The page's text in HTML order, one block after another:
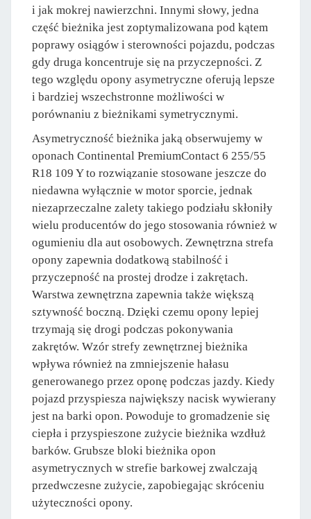
i jak mokrej nawierzchni. Innymi słowy, jedna
część bieżnika jest zoptymalizowana pod kątem
poprawy osiągów i sterowności pojazdu, podczas
gdy druga koncentruje się na przyczepności. Z
tego względu opony asymetryczne oferują lepsze
i bardziej wszechstronne możliwości w
porównaniu z bieżnikami symetrycznymi.
Asymetryczność bieżnika jaką obserwujemy w
oponach Continental PremiumContact 6 255/55
R18 109 Y to rozwiązanie stosowane jeszcze do
niedawna wyłącznie w motor sporcie, jednak
niezaprzeczalne zalety takiego podziału skłoniły
wielu producentów do jego stosowania również w
ogumieniu dla aut osobowych. Zewnętrzna strefa
opony zapewnia dodatkową stabilność i
przyczepność na prostej drodze i zakrętach.
Warstwa zewnętrzna zapewnia także większą
sztywność boczną. Dzięki czemu opony lepiej
trzymają się drogi podczas pokonywania
zakrętów. Wzór strefy zewnętrznej bieżnika
wpływa również na zmniejszenie hałasu
generowanego przez oponę podczas jazdy. Kiedy
pojazd przyspiesza największy nacisk wywierany
jest na barki opon. Powoduje to gromadzenie się
ciepła i przyspieszone zużycie bieżnika wzdłuż
barków. Grubsze bloki bieżnika opon
asymetrycznych w strefie barkowej zwalczają
przedwczesne zużycie, zapobiegając skróceniu
użyteczności opony.